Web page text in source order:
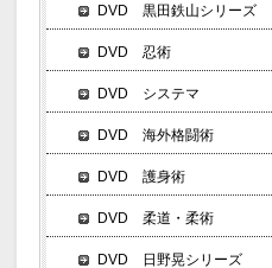
DVD 黒田鉄山シリーズ
DVD 忍術
DVD システマ
DVD 海外格闘術
DVD 護身術
DVD 柔道・柔術
DVD 日野晃シリーズ